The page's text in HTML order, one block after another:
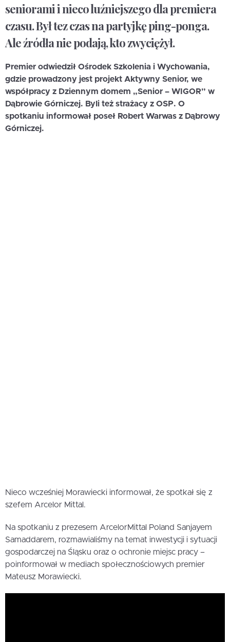
seniorami i nieco luźniejszego dla premiera
czasu. Był tez czas na partyjkę ping-ponga.
Ale źródła nie podają, kto zwyciężył.
Premier odwiedził Ośrodek Szkolenia i Wychowania,
gdzie prowadzony jest projekt Aktywny Senior, we
współpracy z Dziennym domem „Senior – WIGOR” w
Dąbrowie Górniczej. Byli też strażacy z OSP. O
spotkaniu informował poseł Robert Warwas z Dąbrowy
Górniczej.
Nieco wcześniej Morawiecki informował, że spotkał się z
szefem Arcelor Mittal.
Na spotkaniu z prezesem ArcelorMittal Poland Sanjayem
Samaddarem, rozmawialiśmy na temat inwestycji i sytuacji
gospodarczej na Śląsku oraz o ochronie miejsc pracy –
poinformował w mediach społecznościowych premier
Mateusz Morawiecki.